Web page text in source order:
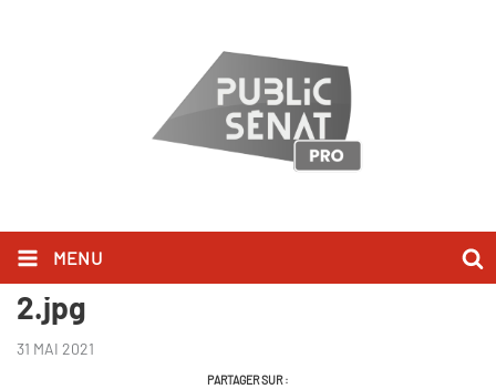
MENU
Nicotine, la drogue de l'avenir
2.jpg
31 MAI 2021
PARTAGER SUR :